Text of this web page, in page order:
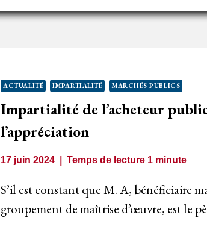
COMMANDE
COMMENTAIRE
FACEBOOK
MODÉRÉ
ÉLU
N’ENTRAÎNE
L’ANNULATION
ACTUALITÉ IMPARTIALITÉ MARCHÉS PUBLICS
Impartialité de l’acheteur
l’appréciation
17 juin 2024 Temps de lecture 1 minute
S’il est constant que M. A, bénéficiaire
groupement de maîtrise d’œuvre, est le